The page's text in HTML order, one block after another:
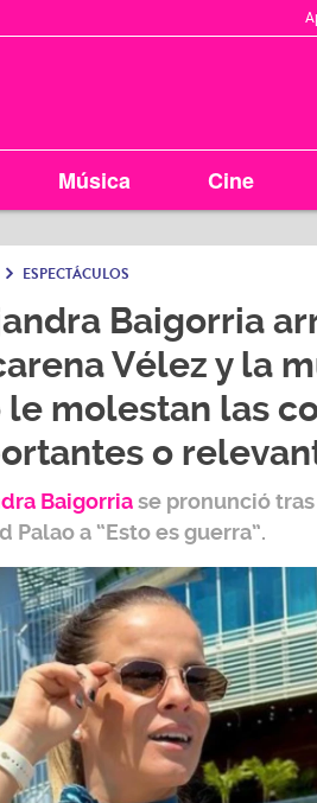
Música Cine
ESPECTÁCULOS
Baigorria
Vélez y la
le molestan las
o
Baigorriase pronunció
Palaoa “Esto es guerra”.